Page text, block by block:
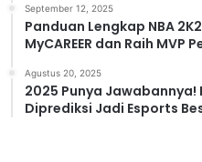
September 12, 2025
Panduan Lengkap NBA
MyCAREER dan Raih MVP
Agustus 20, 2025
2025 Punya Jawabannya!
Diprediksi Jadi Esports